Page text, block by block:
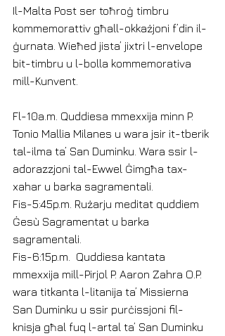
Il-Malta Post ser toħroġ timbru
kommemorattiv għall-okkażjoni f’din il-
ġurnata. Wieħed jista’ jixtri l-envelope
bit-timbru u l-bolla kommemorativa
mill-Kunvent.
Fl-10a.m. Quddiesa mmexxija minn P.
Tonio Mallia Milanes u wara jsir it-tberik
tal-ilma ta’ San Duminku. Wara ssir l-
adorazzjoni tal-Ewwel Ġimgħa tax-
xahar u barka sagramentali.
Fis-5:45p.m. Rużarju meditat quddiem
Ġesù Sagramentat u barka
sagramentali.
Fis-6:15p.m.  Quddiesa kantata
mmexxija mill-Pirjol P. Aaron Zahra O.P.
wara titkanta l-litanija ta’ Missierna
San Duminku u ssir purċissjoni fil-
knisja għal fuq l-artal ta’ San Duminku